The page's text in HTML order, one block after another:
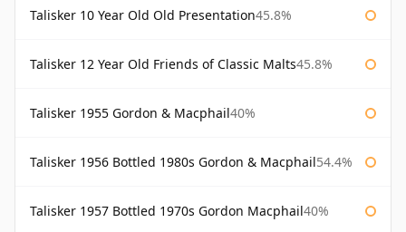
Talisker 10 Year Old Old Presentation45.8%
Talisker 12 Year Old Friends of Classic Malts45.8%
Talisker 1955 Gordon & Macphail40%
Talisker 1956 Bottled 1980s Gordon & Macphail54.4%
Talisker 1957 Bottled 1970s Gordon Macphail40%